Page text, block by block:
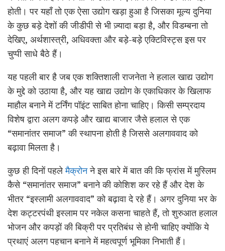
होती। पर यहाँ तो एक ऐसा उद्योग खड़ा हुआ है जिसका मूल्य दुनिया
के कुछ बड़े देशों की जीडीपी से भी ज़्यादा बड़ा है, और विडम्बना तो
देखिए, अर्थशास्त्री, अधिवक्ता और बड़े-बड़े एक्टिविस्ट्स इस पर
चुप्पी साधे बैठे हैं।
यह पहली बार है जब एक शक्तिशाली राजनेता ने हलाल खाद्य उद्योग
के मुद्दे को उठाया है, और यह खाद्य उद्योग के एकाधिकार के खिलाफ
माहौल बनाने में टर्निंग पॉइंट साबित होना चाहिए। किसी सम्प्रदाय
विशेष द्वारा अलग कपड़े और खाद्य बाजार जैसे हलाल से एक
“समानांतर समाज” की स्थापना होती है जिससे अलगाववाद को
बढ़ावा मिलता है।
कुछ ही दिनों पहलेमैक्रोनने इस बारे में बात की कि फ्रांस में मुस्लिम
कैसे “समानांतर समाज” बनाने की कोशिश कर रहे हैं और देश के
भीतर “इस्लामी अलगाववाद” को बढ़ावा दे रहे हैं। अगर दुनिया भर के
देश कट्टरपंथी इस्लाम पर नकेल कसना चाहते हैं, तो शुरुआत हलाल
भोजन और कपड़ों की बिक्री पर प्रतिबंध से होनी चाहिए क्योंकि ये
प्रथाएं अलग पहचान बनाने में महत्वपूर्ण भूमिका निभाती हैं।